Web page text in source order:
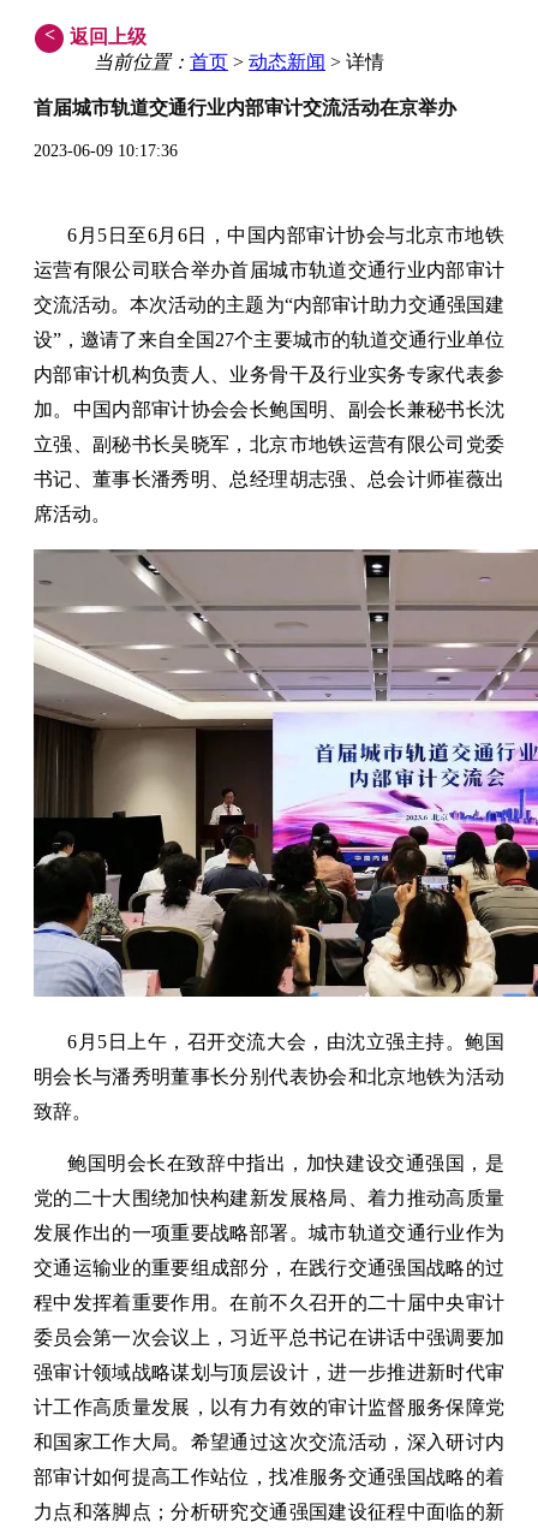
<
返回上级
当前位置： 首页 > 动态新闻 > 详情
首届城市轨道交通行业内部审计交流活动在京举办
2023-06-09 10:17:36
6月5日至6月6日，中国内部审计协会与北京市地铁
运营有限公司联合举办首届城市轨道交通行业内部审计
交流活动。本次活动的主题为“内部审计助力交通强国建
设”，邀请了来自全国27个主要城市的轨道交通行业单位
内部审计机构负责人、业务骨干及行业实务专家代表参
加。中国内部审计协会会长鲍国明、副会长兼秘书长沈
立强、副秘书长吴晓军，北京市地铁运营有限公司党委
书记、董事长潘秀明、总经理胡志强、总会计师崔薇出
席活动。
6月5日上午，召开交流大会，由沈立强主持。鲍国
明会长与潘秀明董事长分别代表协会和北京地铁为活动
致辞。
鲍国明会长在致辞中指出，加快建设交通强国，是
党的二十大围绕加快构建新发展格局、着力推动高质量
发展作出的一项重要战略部署。城市轨道交通行业作为
交通运输业的重要组成部分，在践行交通强国战略的过
程中发挥着重要作用。在前不久召开的二十届中央审计
委员会第一次会议上，习近平总书记在讲话中强调要加
强审计领域战略谋划与顶层设计，进一步推进新时代审
计工作高质量发展，以有力有效的审计监督服务保障党
和国家工作大局。希望通过这次交流活动，深入研讨内
部审计如何提高工作站位，找准服务交通强国战略的着
力点和落脚点；分析研究交通强国建设征程中面临的新